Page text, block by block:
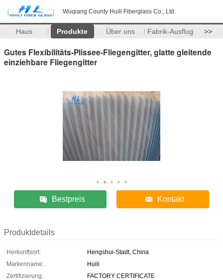
Wuqiang County Huili Fiberglass Co., Ltd.
Haus Produkte Über uns Fabrik-Ausflug >>
Gutes Flexibilitäts-Plissee-Fliegengitter, glatte gleitende
einziehbare Fliegengitter
Bestpreis Kontakt
Produktdetails
Herkunftsort:
Hengshui-Stadt, China
Markenname:
Huili
Zertifizierung:
FACTORY CERTIFICATE